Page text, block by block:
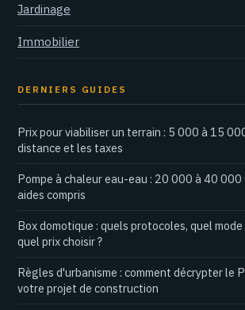
Jardinage
Immobilier
DERNIERS GUIDES
Prix pour viabiliser un terrain : 5 000 à 15
distance et les taxes
Pompe à chaleur eau-eau : 20 000 à 40
aides compris
Box domotique : quels protocoles, quel
quel prix choisir ?
Règles d'urbanisme : comment décrypter le
votre projet de construction